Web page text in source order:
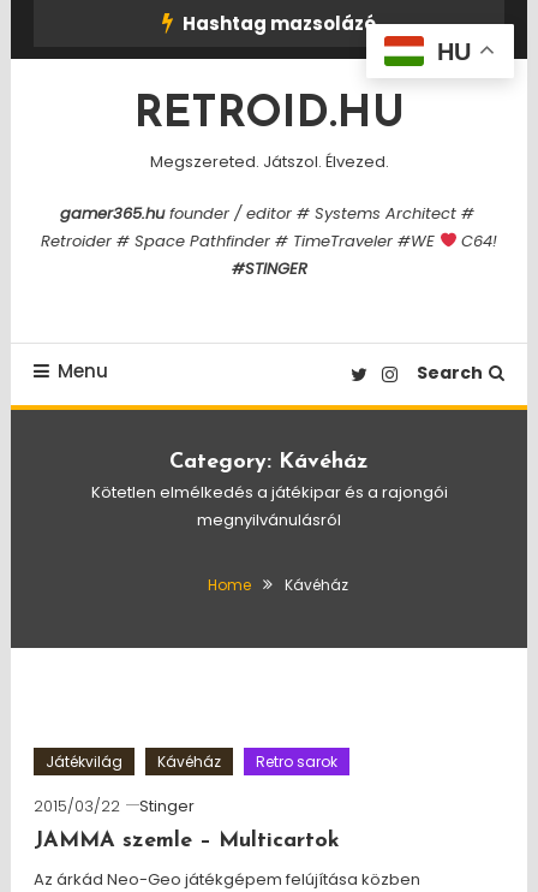
Hashtag mazsolázó
RETROID.HU
Megszereted. Játszol. Élvezed.
gamer365.hufounder / editor # Systems Architect #
Retroider # Space Pathfinder # TimeTraveler #WE
C64!
#STINGER
Menu Search
Category: Kávéház
Kötetlen elmélkedés a játékipar és a rajongói
megnyilvánulásról
Home Kávéház
Játékvilág Kávéház Retro sarok
2015/03/22
Stinger
JAMMA szemle – Multicartok
Az árkád Neo-Geo játékgépem felújítása közben
HU